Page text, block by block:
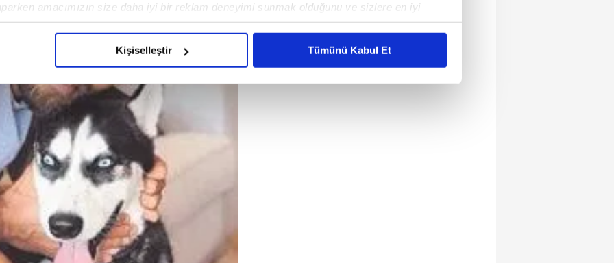
amacımızın size daha iyi bir reklam deneyimi sunmak olduğunu ve sizlere en iyi
gelen çabayı gösterdiğimizi ve bu noktada, reklamların maliyetlerimizi karşılamak
için İnternet Sitemizde kendimize ve üçüncü kişilere ait çerezler kullanılmaktadır. Bu
verileriniz işlenmekte olup gerekli olan çerezler bilgi toplumu hizmetlerinin sunulması
çerezler, sitemizin daha işlevsel kılınması ve kişiselleştirilmesi ve sizlere yönelik
amaçlarıyla sınırlı olarak açık rızanız dahilinde kullanılacaktır.
yer alan panel vasıtasıyla belirleyebilirsiniz. Çerezlere ilişkin detaylı bilgi için Ayarlar
Metnimizi
ziyaret edebilirsiniz.
Kanunu uyarınca hazırlanmış Aydınlatma Metnimizi okumak ve sitemizde ilgili
çerezlerle ilgili bilgi almak için lütfen
tıklayınız
Kişiselleştir Tümünü Kabul Et